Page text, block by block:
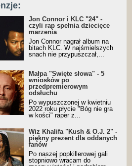
Jon Connor i KLC "24" -
czyli rap spełnia dziecięce
marzenia
Jon Connor nagrał album na
bitach KLC. W najśmielszych
snach nie przypuszczał,...
Małpa "Święte słowa" - 5
wniosków po
przedpremierowym
odsłuchu
Po wypuszczonej w kwietniu
2022 roku płycie "Bóg nie gra
w kości" raper z...
Wiz Khalifa "Kush & O.J. 2" -
piękny prezent dla oddanych
fanów
Po naszej popkillerowej gali
stopniowo wracam do